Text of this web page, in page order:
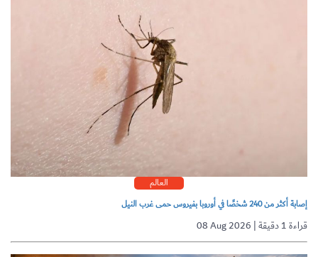
العالم
إصابة أكثر من 240 شخصًا في أوروبا بفيروس حمى غرب النيل
08 Aug 2026 | قراءة 1 دقيقة